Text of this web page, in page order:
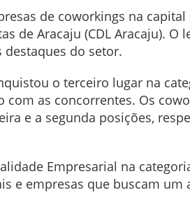
de coworkings na
de Aracaju (CDL Aracaju).
destaques do setor.
o terceiro lugar na
as concorrentes. Os
e a segunda posições,
Empresarial na
e empresas que buscam